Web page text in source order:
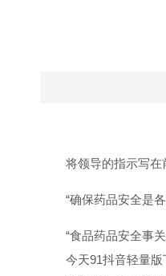
将领导的指示写在前
“确保药品安全是
“食品药品安全事关
今天91抖音轻量版